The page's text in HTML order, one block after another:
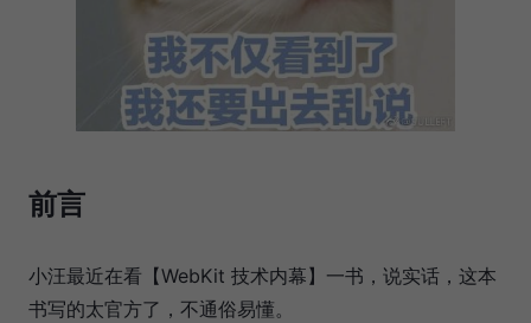
前言
小汪最近在看【WebKit 技术内幕】一书，说实话，这本
书写的太官方了，不通俗易懂。